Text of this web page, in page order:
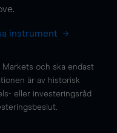
.
instrument
Markets och ska endast
är av historisk
eller investeringsråd